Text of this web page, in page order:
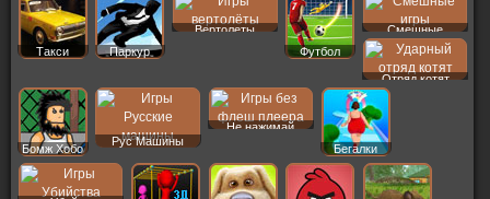
Такси Паркур
Вертолеты
Футбол
Смешные
Отряд котят
Бомж Хобо
Рус Машины
Не нажимай
Бегалки